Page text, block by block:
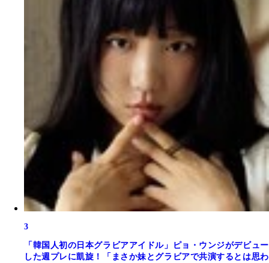
3
「韓国人初の日本グラビアアイドル」ピョ・ウンジがデビュー
した週プレに凱旋！「まさか妹とグラビアで共演するとは思わ